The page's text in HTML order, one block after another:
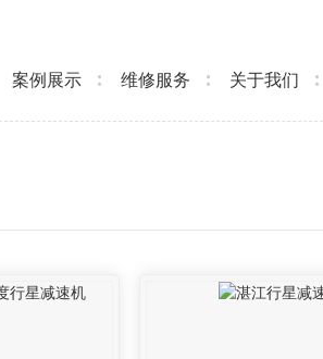
案例展示 维修服务 关于我们